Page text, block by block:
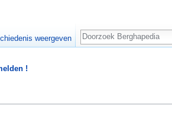
!
weergeven
Zoeken